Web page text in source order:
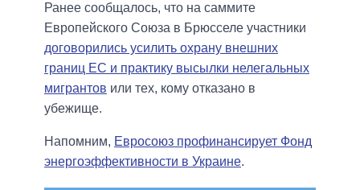
Ранее сообщалось, что на саммите
Европейского Союза в Брюсселе участники
договорились усилить охрану внешних
границ ЕС и практику высылки нелегальных
мигрантов или тех, кому отказано в
убежище.
Напомним, Евросоюз профинансирует Фонд
энергоэффективности в Украине.